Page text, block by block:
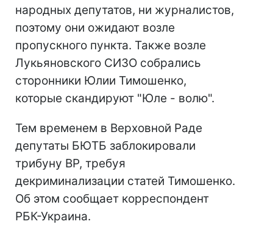
народных депутатов, ни журналистов,
поэтому они ожидают возле
пропускного пункта. Также возле
Лукьяновского СИЗО собрались
сторонники Юлии Тимошенко,
которые скандируют "Юле - волю".
Тем временем в Верховной Раде
депутаты БЮТБ заблокировали
трибуну ВР, требуя
декриминализации статей Тимошенко.
Об этом сообщает корреспондент
РБК-Украина.